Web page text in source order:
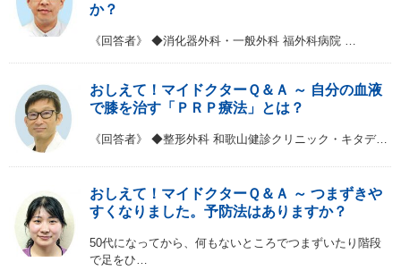
か？
《回答者》 ◆消化器外科・一般外科 福外科病院 …
おしえて！マイドクターＱ＆Ａ ～ 自分の血液
で膝を治す「ＰＲＰ療法」とは？
《回答者》 ◆整形外科 和歌山健診クリニック・キタデ…
おしえて！マイドクターＱ＆Ａ ～ つまずきや
すくなりました。予防法はありますか？
50代になってから、何もないところでつまずいたり階段
で足をひ…